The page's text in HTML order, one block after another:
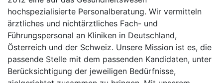
hochspezialisierte Personalberatung. Wir vermitteln
ärztliches und nichtärztliches Fach- und
Führungspersonal an Kliniken in Deutschland,
Österreich und der Schweiz. Unsere Mission ist es, die
passende Stelle mit dem passenden Kandidaten, unter
Berücksichtigung der jeweiligen Bedürfnisse,